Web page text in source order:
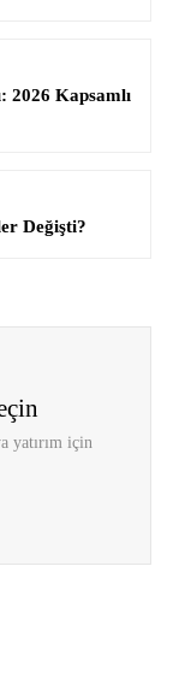
2026 Kapsamlı
Değişti?
yatırım için